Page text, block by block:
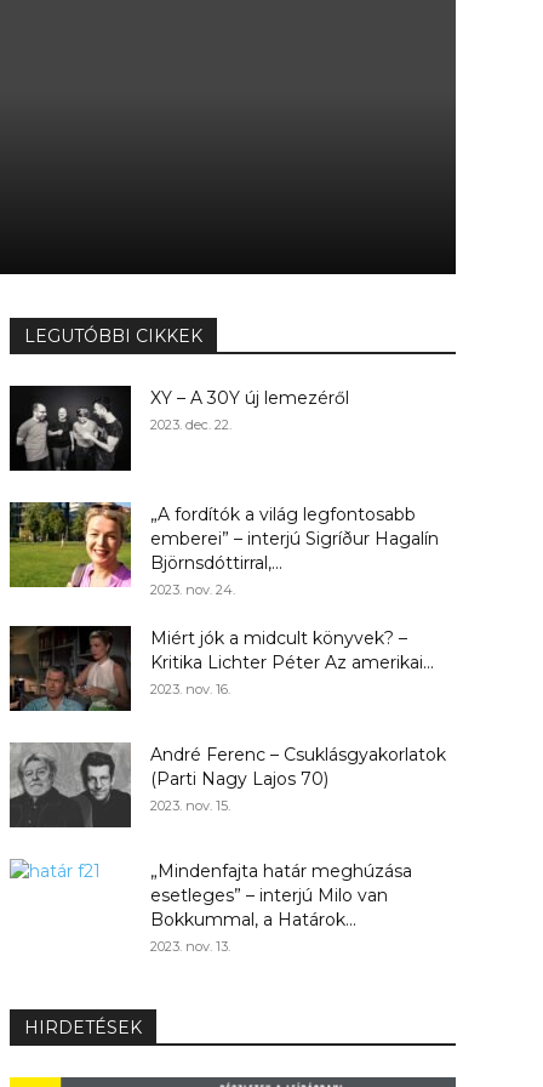
LEGUTÓBBI CIKKEK
XY – A 30Y új lemezéről
2023. dec. 22.
„A fordítók a világ legfontosabb
emberei” – interjú Sigríður Hagalín
Björnsdóttirral,...
2023. nov. 24.
Miért jók a midcult könyvek? –
Kritika Lichter Péter Az amerikai...
2023. nov. 16.
André Ferenc – Csuklásgyakorlatok
(Parti Nagy Lajos 70)
2023. nov. 15.
„Mindenfajta határ meghúzása
esetleges” – interjú Milo van
Bokkummal, a Határok...
2023. nov. 13.
HIRDETÉSEK